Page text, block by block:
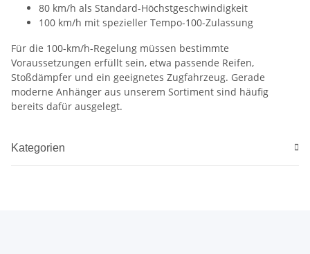
80 km/h als Standard-Höchstgeschwindigkeit
100 km/h mit spezieller Tempo-100-Zulassung
Für die 100-km/h-Regelung müssen bestimmte
Voraussetzungen erfüllt sein, etwa passende Reifen,
Stoßdämpfer und ein geeignetes Zugfahrzeug. Gerade
moderne Anhänger aus unserem Sortiment sind häufig
bereits dafür ausgelegt.
Kategorien